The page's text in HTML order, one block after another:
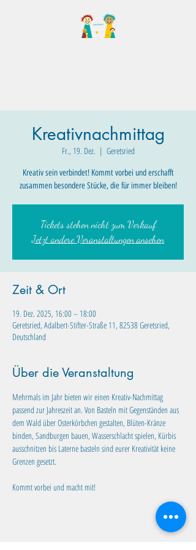
Kreativnachmittag
Fr., 19. Dez.
  |
Geretsried
Kreativ sein verbindet! Kommt vorbei und erschafft
zusammen besondere Stücke, die für immer bleiben!
Tickets stehen nicht zum Verkauf
Jetzt andere Veranstaltungen ansehen
Zeit & Ort
19. Dez. 2025, 16:00 – 18:00
Geretsried, Adalbert-Stifter-Straße 11, 82538 Geretsried,
Deutschland
Über die Veranstaltung
Mehrmals im Jahr bieten wir einen Kreativ-Nachmittag
passend zur Jahreszeit an. Von Basteln mit Gegenständen aus
dem Wald über Osterkörbchen gestalten, Blüten-Kränze
binden, Sandburgen bauen, Wasserschlacht spielen, Kürbis
ausschnitzen bis Laterne basteln sind eurer Kreativität keine
Grenzen gesetzt.
Kommt vorbei und macht mit!